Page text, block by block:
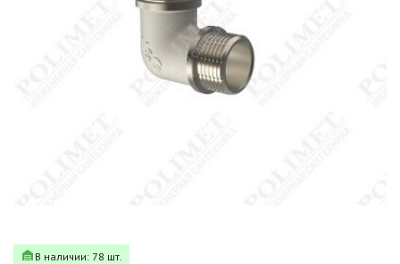
В наличии: 78 шт.